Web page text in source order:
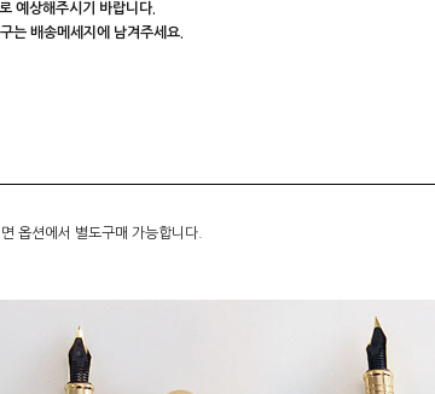
예상해주시기 바랍니다.
는 배송메세지에 남겨주세요.
옵션에서 별도구매 가능합니다.